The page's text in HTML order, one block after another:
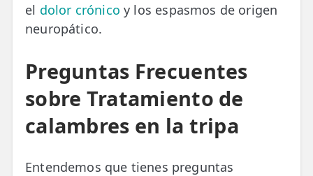
el dolor crónico y los espasmos de origen
neuropático.
Preguntas Frecuentes
sobre Tratamiento de
calambres en la tripa
Entendemos que tienes preguntas